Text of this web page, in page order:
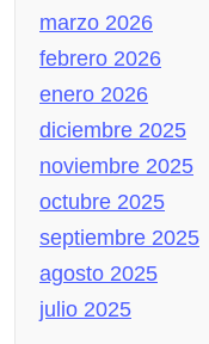
marzo 2026
febrero 2026
enero 2026
diciembre 2025
noviembre 2025
octubre 2025
septiembre 2025
agosto 2025
julio 2025